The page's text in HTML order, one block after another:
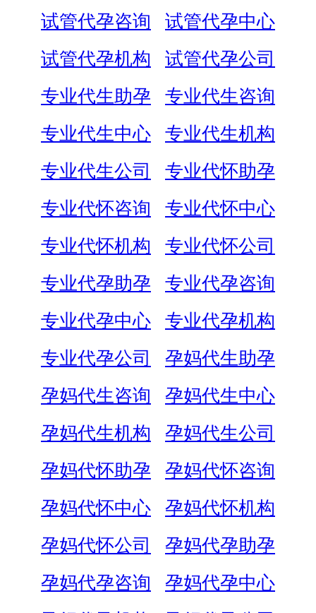
试管代孕咨询
试管代孕中心
试管代孕机构
试管代孕公司
专业代生助孕
专业代生咨询
专业代生中心
专业代生机构
专业代生公司
专业代怀助孕
专业代怀咨询
专业代怀中心
专业代怀机构
专业代怀公司
专业代孕助孕
专业代孕咨询
专业代孕中心
专业代孕机构
专业代孕公司
孕妈代生助孕
孕妈代生咨询
孕妈代生中心
孕妈代生机构
孕妈代生公司
孕妈代怀助孕
孕妈代怀咨询
孕妈代怀中心
孕妈代怀机构
孕妈代怀公司
孕妈代孕助孕
孕妈代孕咨询
孕妈代孕中心